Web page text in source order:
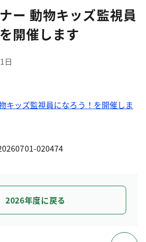
ー 動物キッズ監視員
開催します
日
キッズ監視員になろう！を開催しま
020474
2026年度に戻る